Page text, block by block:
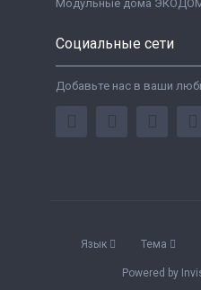
Модульные дома
Социальные сети
Добавьте нас в ваши
Язык Тема
Powered by